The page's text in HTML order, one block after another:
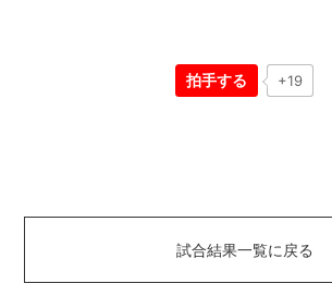
拍手する +19
試合結果一覧に戻る